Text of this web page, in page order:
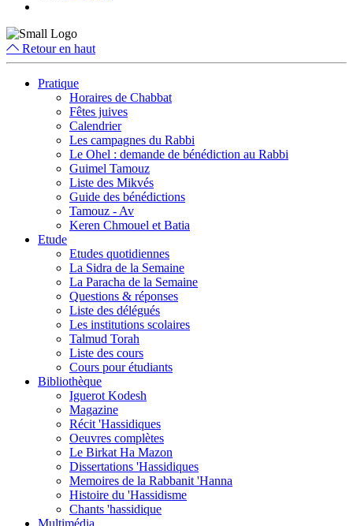
Retour en haut
Pratique
Horaires de Chabbat
Fêtes juives
Calendrier
Les campagnes du Rabbi
Le Ohel : demande de bénédiction au Rabbi
Guimel Tamouz
Liste des Mikvés
Guide des bénédictions
Tamouz - Av
Keren Chmouel et Batia
Etude
Etudes quotidiennes
La Sidra de la Semaine
La Paracha de la Semaine
Questions & réponses
Liste des délégués
Les institutions scolaires
Talmud Torah
Liste des cours
Cours pour étudiants
Bibliothèque
Iguerot Kodesh
Magazine
Récit 'Hassidiques
Oeuvres complètes
Le Birkat Ha Mazon
Dissertations 'Hassidiques
Memoires de la Rabbanit 'Hanna
Histoire du 'Hassidisme
Chants 'hassidique
Multimédia